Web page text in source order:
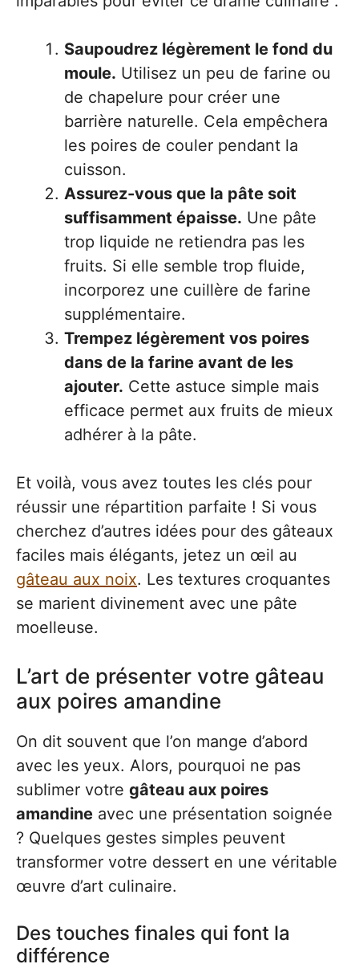
Saupoudrez légèrement le fond du
moule. Utilisez un peu de farine ou
de chapelure pour créer une
barrière naturelle. Cela empêchera
les poires de couler pendant la
cuisson.
Assurez-vous que la pâte soit
suffisamment épaisse. Une pâte
trop liquide ne retiendra pas les
fruits. Si elle semble trop fluide,
incorporez une cuillère de farine
supplémentaire.
Trempez légèrement vos poires
dans de la farine avant de les
ajouter. Cette astuce simple mais
efficace permet aux fruits de mieux
adhérer à la pâte.
Et voilà, vous avez toutes les clés pour
réussir une répartition parfaite ! Si vous
cherchez d’autres idées pour des gâteaux
faciles mais élégants, jetez un œil au
gâteau aux noix. Les textures croquantes
se marient divinement avec une pâte
moelleuse.
L’art de présenter votre gâteau
aux poires amandine
On dit souvent que l’on mange d’abord
avec les yeux. Alors, pourquoi ne pas
sublimer votre gâteau aux poires
amandine avec une présentation soignée
? Quelques gestes simples peuvent
transformer votre dessert en une véritable
œuvre d’art culinaire.
Des touches finales qui font la
différence